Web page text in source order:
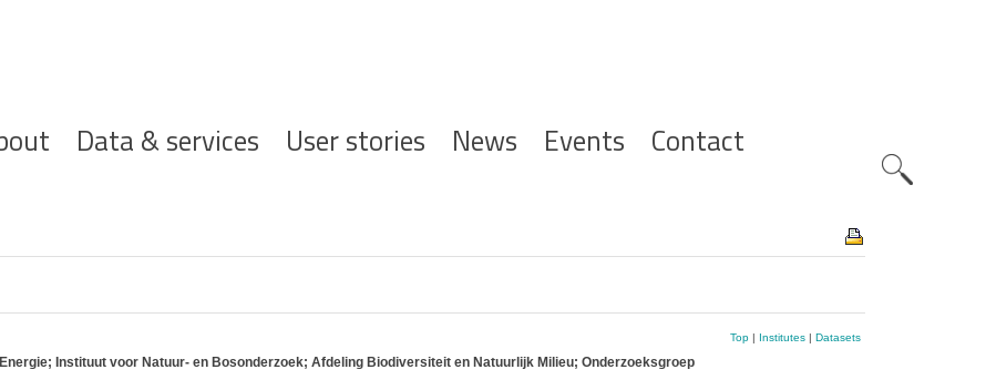
Data & services User stories News Events Contact
Top| Institutes| Datasets
Instituut voor Natuur- en Bosonderzoek; Afdeling Biodiversiteit en Natuurlijk Milieu; Onderzoeksgroep